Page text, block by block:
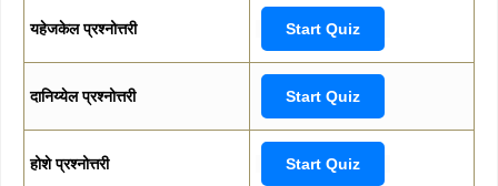
यहेजकेल प्रश्नोत्तरी Start Quiz
दानिय्येल प्रश्नोत्तरी Start Quiz
होशे प्रश्नोत्तरी Start Quiz